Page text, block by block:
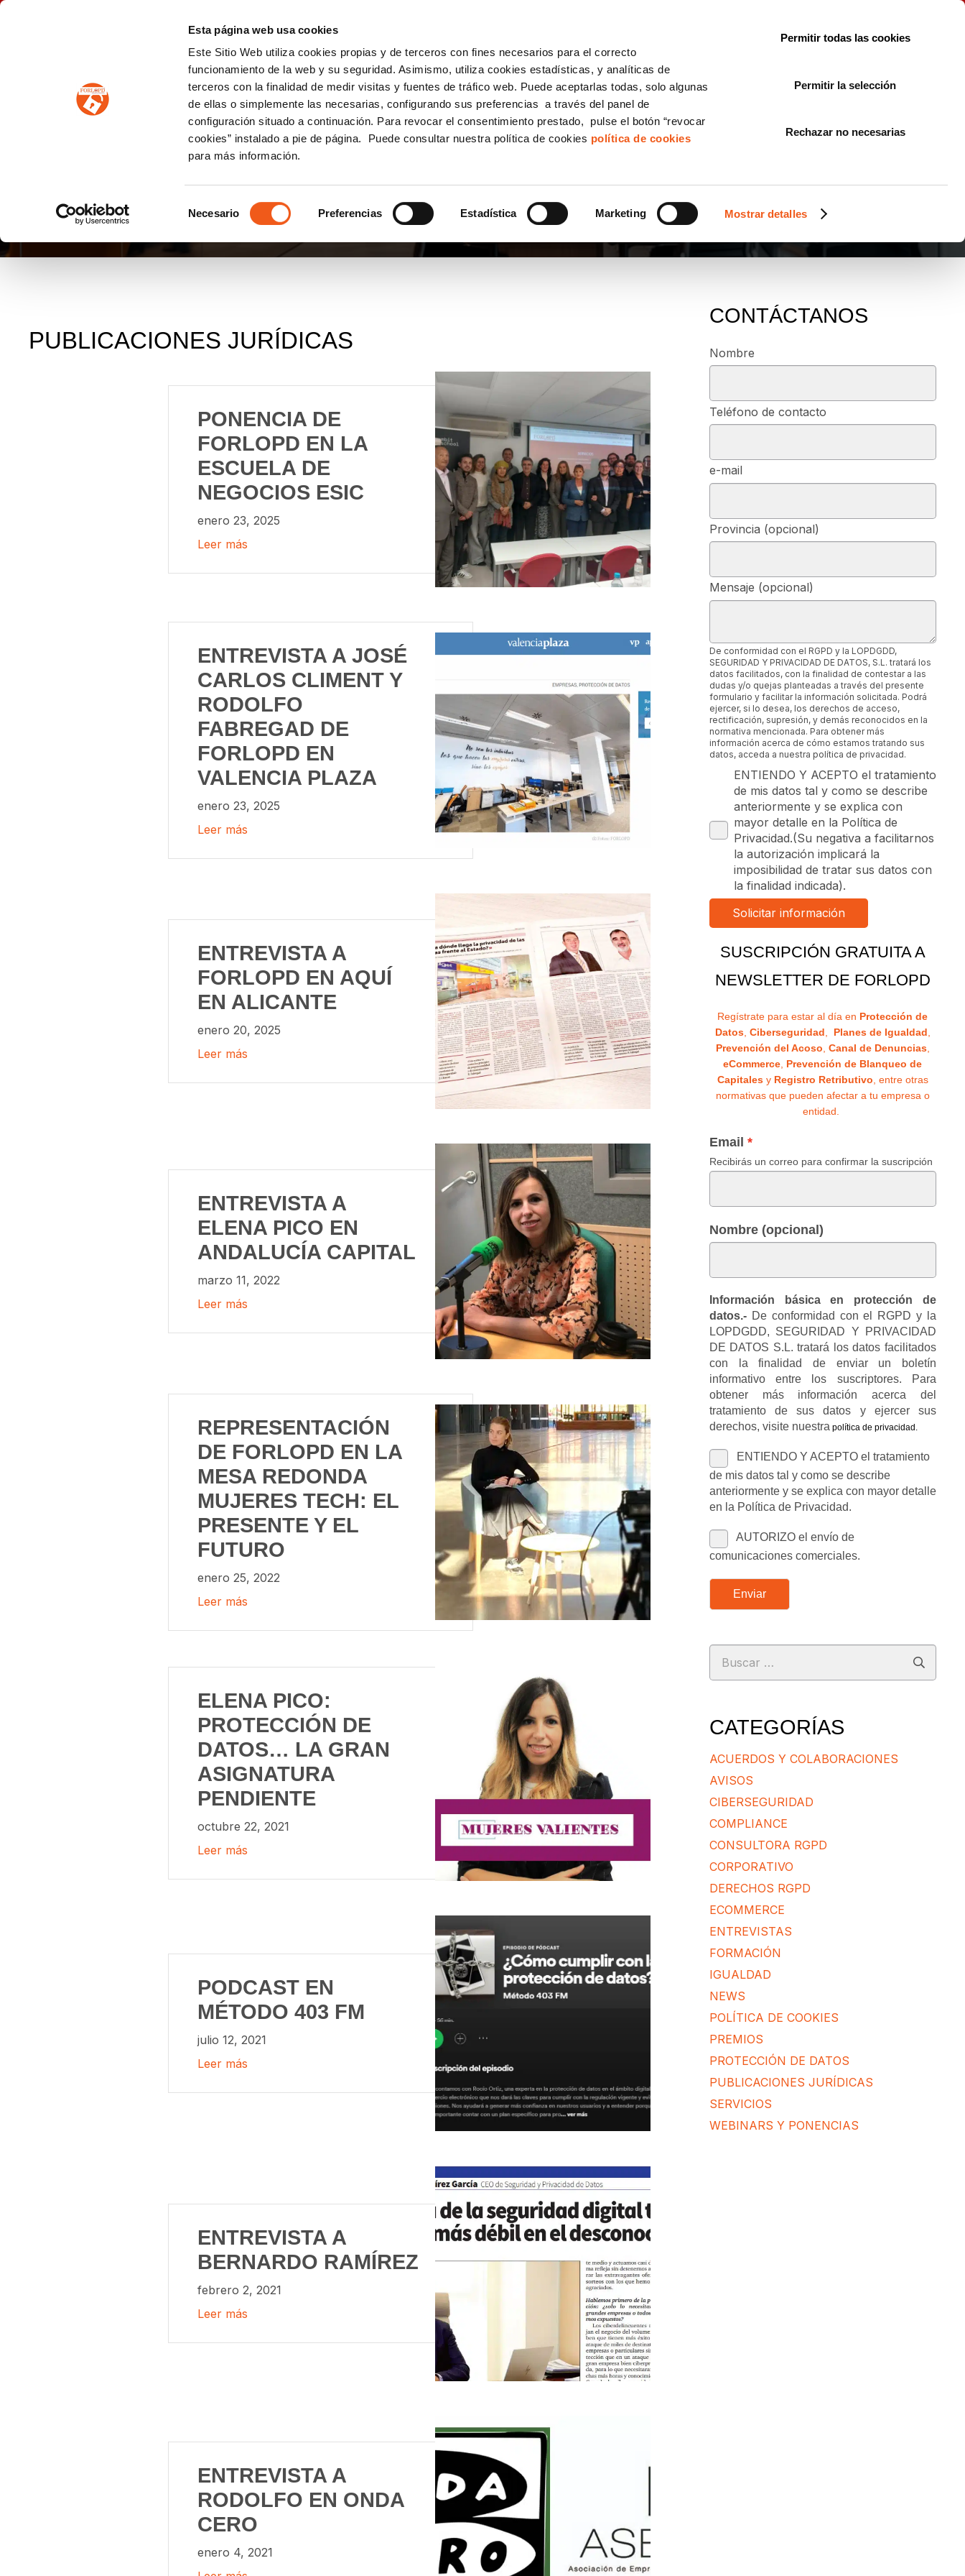
Esta página web usa cookies
Este Sitio Web utiliza cookies propias y de terceros con fines necesarios para el correcto
funcionamiento de la web y su seguridad. Asimismo, utiliza cookies estadísticas, y analíticas de
terceros con la finalidad de medir visitas y fuentes de tráfico web. Puede aceptarlas todas, solo algunas
de ellas o simplemente las necesarias, configurando sus preferencias a través del panel de
configuración situado a continuación. Para revocar el consentimiento prestado, pulse el botón “revocar
cookies” instalado a pie de página. Puede consultar nuestra política de cookies política de cookies
para más información.
de
Necesario Preferencias Estadística Marketing Mostrar detalles
Permitir todas las cookies
Permitir la selección
Rechazar no necesarias
PROTECCION DE DATOS IGUALDAD CONSULTORÍA ECOMMERCE LSSI CANAL DENUNCIAS
PUBLICACIONES JURÍDICAS
PONENCIA DE
FORLOPD EN LA
ESCUELA DE
NEGOCIOS ESIC
enero 23, 2025
Leer más
ENTREVISTA A JOSÉ
CARLOS CLIMENT Y
RODOLFO
FABREGAD DE
FORLOPD EN
VALENCIA PLAZA
enero 23, 2025
Leer más
ENTREVISTA A
FORLOPD EN AQUÍ
EN ALICANTE
enero 20, 2025
Leer más
ENTREVISTA A
ELENA PICO EN
ANDALUCÍA CAPITAL
marzo 11, 2022
Leer más
REPRESENTACIÓN
DE FORLOPD EN LA
MESA REDONDA
MUJERES TECH: EL
PRESENTE Y EL
FUTURO
enero 25, 2022
Leer más
ELENA PICO:
PROTECCIÓN DE
DATOS… LA GRAN
ASIGNATURA
PENDIENTE
octubre 22, 2021
Leer más
PODCAST EN
MÉTODO 403 FM
julio 12, 2021
Leer más
ENTREVISTA A
BERNARDO RAMÍREZ
febrero 2, 2021
Leer más
ENTREVISTA A
RODOLFO EN ONDA
CERO
enero 4, 2021
CONTÁCTANOS
Nombre
Teléfono de contacto
e-mail
Provincia (opcional)
Mensaje (opcional)
De conformidad con el RGPD y la LOPDGDD,
SEGURIDAD Y PRIVACIDAD DE DATOS, S.L. tratará los
datos facilitados, con la finalidad de contestar a las
dudas y/o quejas planteadas a través del presente
formulario y facilitar la información solicitada. Podrá
ejercer, si lo desea, los derechos de acceso,
rectificación, supresión, y demás reconocidos en la
normativa mencionada. Para obtener más
información acerca de cómo estamos tratando sus
datos, acceda a nuestra política de privacidad.
ENTIENDO Y ACEPTO el tratamiento
de mis datos tal y como se describe
anteriormente y se explica con
mayor detalle en la Política de
Privacidad.(Su negativa a facilitarnos
la autorización implicará la
imposibilidad de tratar sus datos con
la finalidad indicada).
SUSCRIPCIÓN GRATUITA A
NEWSLETTER DE FORLOPD
Regístrate para estar al día en Protección de
Datos, Ciberseguridad, Planes de Igualdad,
Prevención del Acoso, Canal de Denuncias,
eCommerce, Prevención de Blanqueo de
Capitalesy Registro Retributivo, entre otras
normativas que pueden afectar a tu empresa o
entidad.
Email
Recibirás un correo para confirmar la suscripción
Nombre (opcional)
Información básica en protección de
datos.-De conformidad con el RGPD y la
LOPDGDD, SEGURIDAD Y PRIVACIDAD
DE DATOS S.L. tratará los datos facilitados
con la finalidad de enviar un boletín
informativo entre los suscriptores. Para
obtener más información acerca del
tratamiento de sus datos y ejercer sus
derechos, visite nuestra política de privacidad .
ENTIENDO Y ACEPTO el tratamiento
de mis datos tal y como se describe
anteriormente y se explica con mayor detalle
en la Política de Privacidad.
AUTORIZO el envío de
comunicaciones comerciales.
Enviar
Buscar:
CATEGORÍAS
ACUERDOS Y COLABORACIONES
AVISOS
CIBERSEGURIDAD
COMPLIANCE
CONSULTORA RGPD
CORPORATIVO
DERECHOS RGPD
ECOMMERCE
ENTREVISTAS
FORMACIÓN
IGUALDAD
NEWS
POLÍTICA DE COOKIES
PREMIOS
PROTECCIÓN DE DATOS
PUBLICACIONES JURÍDICAS
SERVICIOS
WEBINARS Y PONENCIAS